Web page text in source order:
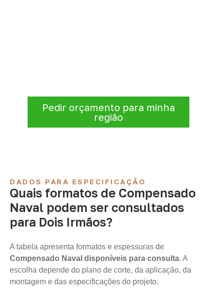
Pedir orçamento para minha
região
DADOS PARA ESPECIFICAÇÃO
Quais formatos de Compensado
Naval podem ser consultados
para Dois Irmãos?
A tabela apresenta formatos e espessuras de
Compensado Naval disponíveis para consulta. A
escolha depende do plano de corte, da aplicação, da
montagem e das especificações do projeto.